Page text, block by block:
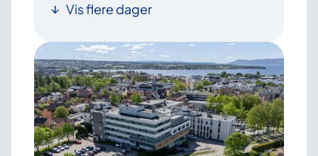
Vis flere dager